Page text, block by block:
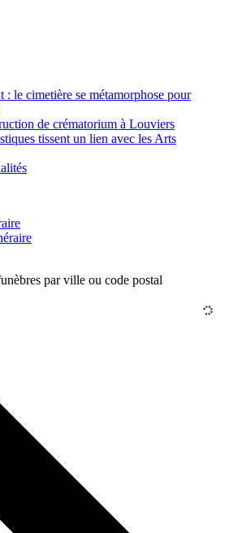
: le cimetière se métamorphose pour
de crématorium à Louviers
tissent un lien avec les Arts
par ville ou code postal